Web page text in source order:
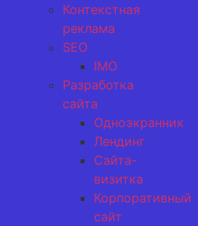
Контекстная
реклама
SEO
IMO
Разработка
сайта
Одноэкранник
Лендинг
Сайта-
визитка
Корпоративный
сайт